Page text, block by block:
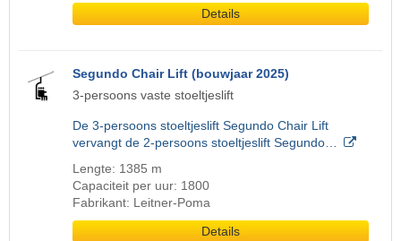
Details
Segundo Chair Lift (bouwjaar 2025)
3-persoons vaste stoeltjeslift
De 3-persoons stoeltjeslift Segundo Chair Lift
vervangt de 2-persoons stoeltjeslift Segundo…
Lengte: 1385 m
Capaciteit per uur: 1800
Fabrikant: Leitner-Poma
Details